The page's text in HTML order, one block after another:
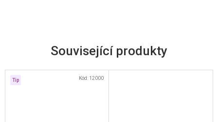
Související produkty
Tip Kód: 12000